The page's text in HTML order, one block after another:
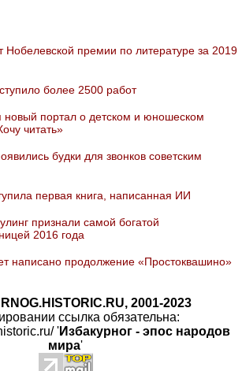
Нобелевской премии по литературе за 2019
более 2500 работ
новый портал о детском и юношеском
читать»
будки для звонков советским
первая книга, написанная ИИ
признали самой богатой
2016 года
написано продолжение «Простоквашино»
2001-2023
ссылка обязательна:
'Избакурног - эпос народов
мира'